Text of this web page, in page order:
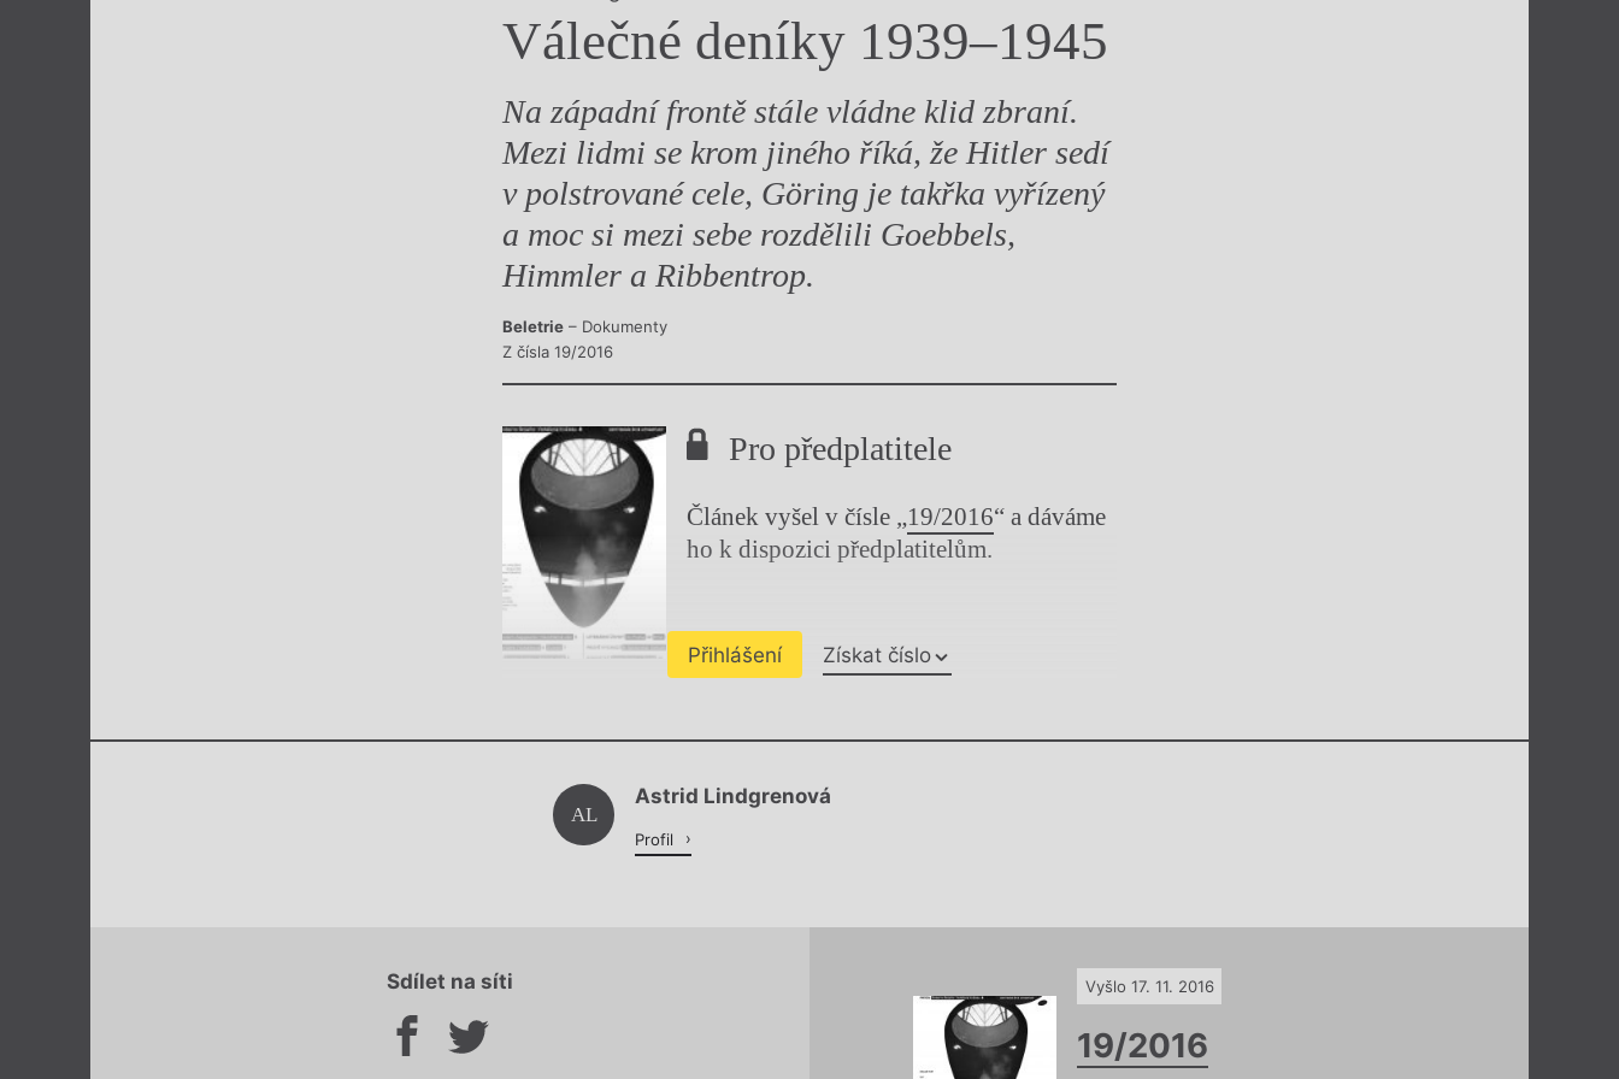
Výroční cenyVálečné deníky 1939–1945
Na západní frontě stále vládne klid zbraní.
Mezi lidmi se krom jiného říká, že Hitler sedí
v polstrované cele, Göring je takřka vyřízený
a moc si mezi sebe rozdělili Goebbels,
Himmler a Ribbentrop.
Beletrie – Dokumenty
Z čísla 19/2016
Pro předplatitele
Článek vyšel v čísle „19/2016“ a dáváme
ho k dispozici předplatitelům.
Přihlášení Získat číslo
Chviličku.
AL
Astrid Lindgrenová
Profil
Sdílet na síti Vyšlo 17. 11. 2016
19/2016